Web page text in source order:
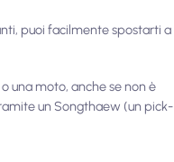
puoi facilmente spostarti a
una moto, anche se non è
un Songthaew (un pick-